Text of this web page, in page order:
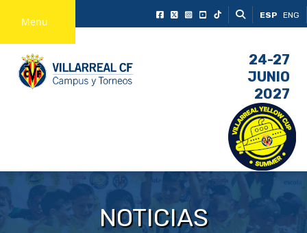
Menu ESP ENG
24-27
JUNIO
2027
NOTICIAS